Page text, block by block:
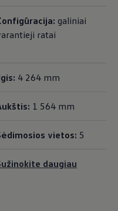
galiniai
ratai
4 264 mm
1 564 mm
vietos: 5
daugiau